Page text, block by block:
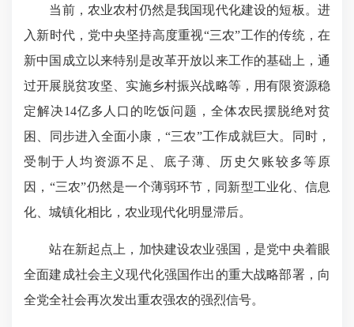
当前，农业农村仍然是我国现代化建设的短板。进
入新时代，党中央坚持高度重视“三农”工作的传统，在
新中国成立以来特别是改革开放以来工作的基础上，通
过开展脱贫攻坚、实施乡村振兴战略等，用有限资源稳
定解决14亿多人口的吃饭问题，全体农民摆脱绝对贫
困、同步进入全面小康，“三农”工作成就巨大。同时，
受制于人均资源不足、底子薄、历史欠账较多等原
因，“三农”仍然是一个薄弱环节，同新型工业化、信息
化、城镇化相比，农业现代化明显滞后。
站在新起点上，加快建设农业强国，是党中央着眼
全面建成社会主义现代化强国作出的重大战略部署，向
全党全社会再次发出重农强农的强烈信号。